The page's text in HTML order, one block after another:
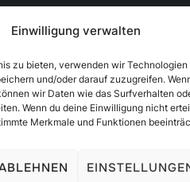
Einwilligung verwalten
zu bieten, verwenden wir
und/oder darauf zuzugreifen.
wir Daten wie das Surfverhalten
Wenn du deine Einwilligung nicht
Merkmale und Funktionen
auf:
Designed by